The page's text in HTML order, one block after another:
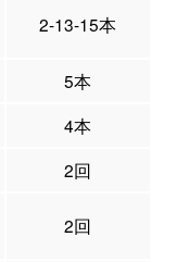
2-13-15本
5本
4本
2回
2回